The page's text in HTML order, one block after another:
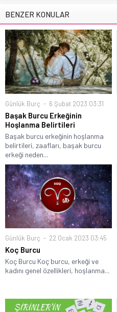
BENZER KONULAR
Günlük Burç 6 Şubat 2023 03:31
Başak Burcu Erkeğinin
Hoşlanma Belirtileri
Başak burcu erkeğinin hoşlanma
belirtileri, zaafları, başak burcu
erkeği neden...
Günlük Burç 22 Ocak 2023 03:45
Koç Burcu
Koç Burcu Koç burcu, erkeği ve
kadını genel özellikleri, hoşlanma...